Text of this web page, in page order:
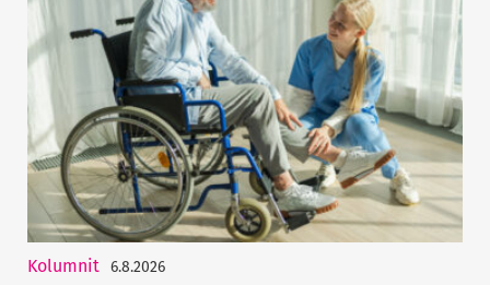
Kolumnit 6.8.2026